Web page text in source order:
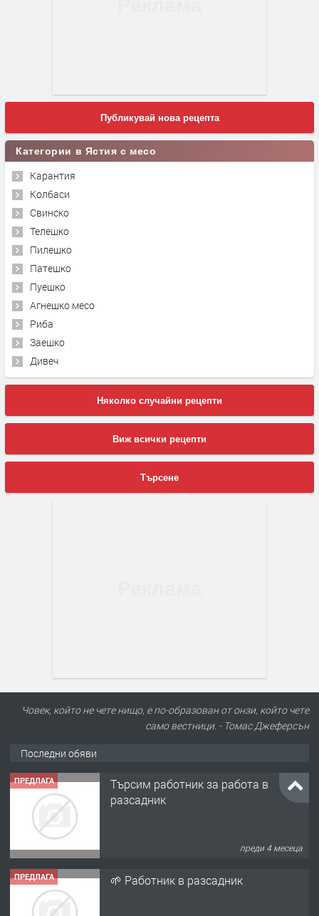
Публикувай нова рецепта
Категории в Ястия с месо
Карантия
Колбаси
Свинско
Телешко
Пилешко
Патешко
Пуешко
Агнешко месо
Риба
Заешко
Дивеч
Няколко случайни рецепти
Виж всички рецепти
Търсене
Човек, който не чете нищо, е по-образован от онзи, който чете
само вестници. - Томас Джеферсън
Последни обяви
ПРЕДЛАГА
Търсим работник за работа в
разсадник
преди 4 месеца
ПРЕДЛАГА 🌱 Работник в разсадник